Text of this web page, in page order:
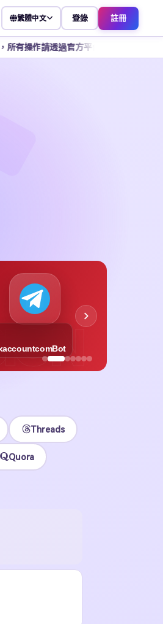
繁體中文 登錄 註冊
平台完成。
同步下調並支援自助購買。
Threads
Quora